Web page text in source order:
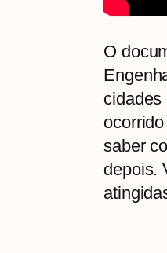
O
cidades
saber
depois.